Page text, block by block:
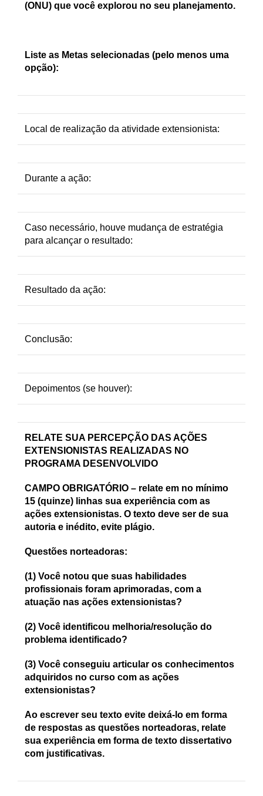
(ONU) que você explorou no seu planejamento.
Liste as Metas selecionadas (pelo menos uma
opção):
Local de realização da atividade extensionista:
Durante a ação:
Caso necessário, houve mudança de estratégia
para alcançar o resultado:
Resultado da ação:
Conclusão:
Depoimentos (se houver):
RELATE SUA PERCEPÇÃO DAS AÇÕES
EXTENSIONISTAS REALIZADAS NO
PROGRAMA DESENVOLVIDO
CAMPO OBRIGATÓRIO – relate em no mínimo
15 (quinze) linhas sua experiência com as
ações extensionistas. O texto deve ser de sua
autoria e inédito, evite plágio.
Questões norteadoras:
(1) Você notou que suas habilidades
profissionais foram aprimoradas, com a
atuação nas ações extensionistas?
(2) Você identificou melhoria/resolução do
problema identificado?
(3) Você conseguiu articular os conhecimentos
adquiridos no curso com as ações
extensionistas?
Ao escrever seu texto evite deixá-lo em forma
de respostas as questões norteadoras, relate
sua experiência em forma de texto dissertativo
com justificativas.